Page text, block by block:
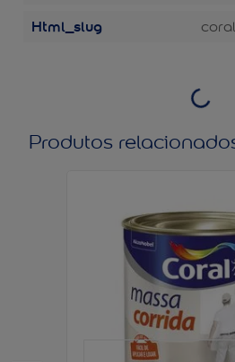
Html_slug
Produtos